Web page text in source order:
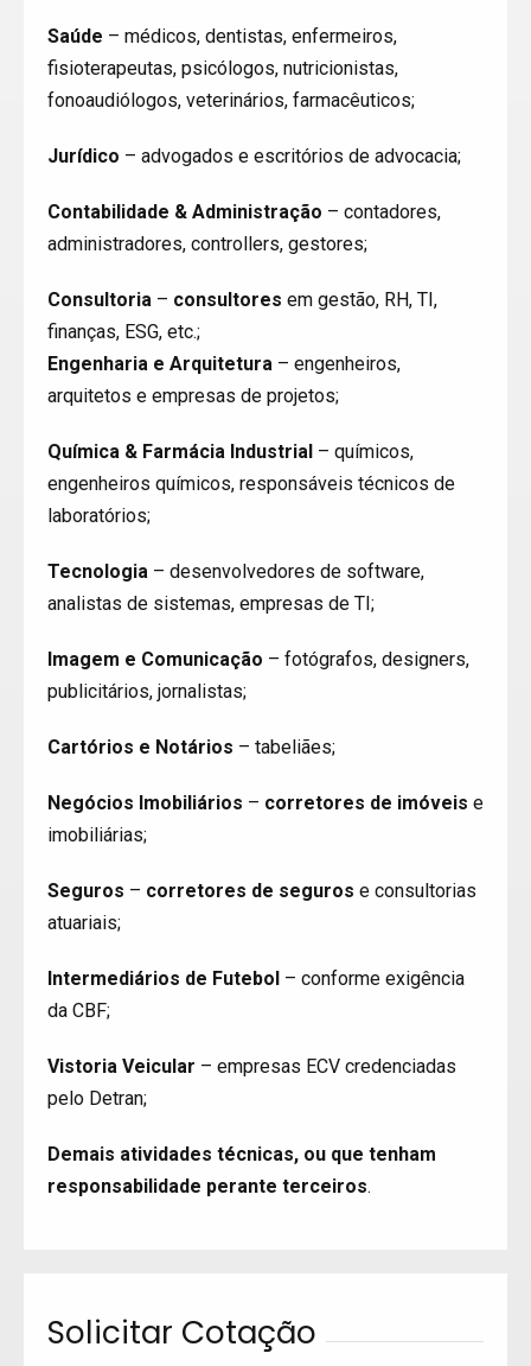
Saúde – médicos, dentistas, enfermeiros,
fisioterapeutas, psicólogos, nutricionistas,
fonoaudiólogos, veterinários, farmacêuticos;
Jurídico – advogados e escritórios de advocacia;
Contabilidade & Administração – contadores,
administradores, controllers, gestores;
Consultoria– consultores em gestão, RH, TI,
finanças, ESG, etc.;
Engenharia e Arquitetura– engenheiros,
arquitetos e empresas de projetos;
Química & Farmácia Industrial– químicos,
engenheiros químicos, responsáveis técnicos de
laboratórios;
Tecnologia– desenvolvedores de software,
analistas de sistemas, empresas de TI;
Imagem e Comunicação – fotógrafos, designers,
publicitários, jornalistas;
Cartórios e Notários – tabeliães;
Negócios Imobiliários – corretores de imóveis e
imobiliárias;
Seguros – corretores de seguros e consultorias
atuariais;
Intermediários de Futebol– conforme exigência
da CBF;
Vistoria Veicular – empresas ECV credenciadas
pelo Detran;
Demais atividades técnicas, ou que tenham
responsabilidade perante terceiros.
Solicitar Cotação